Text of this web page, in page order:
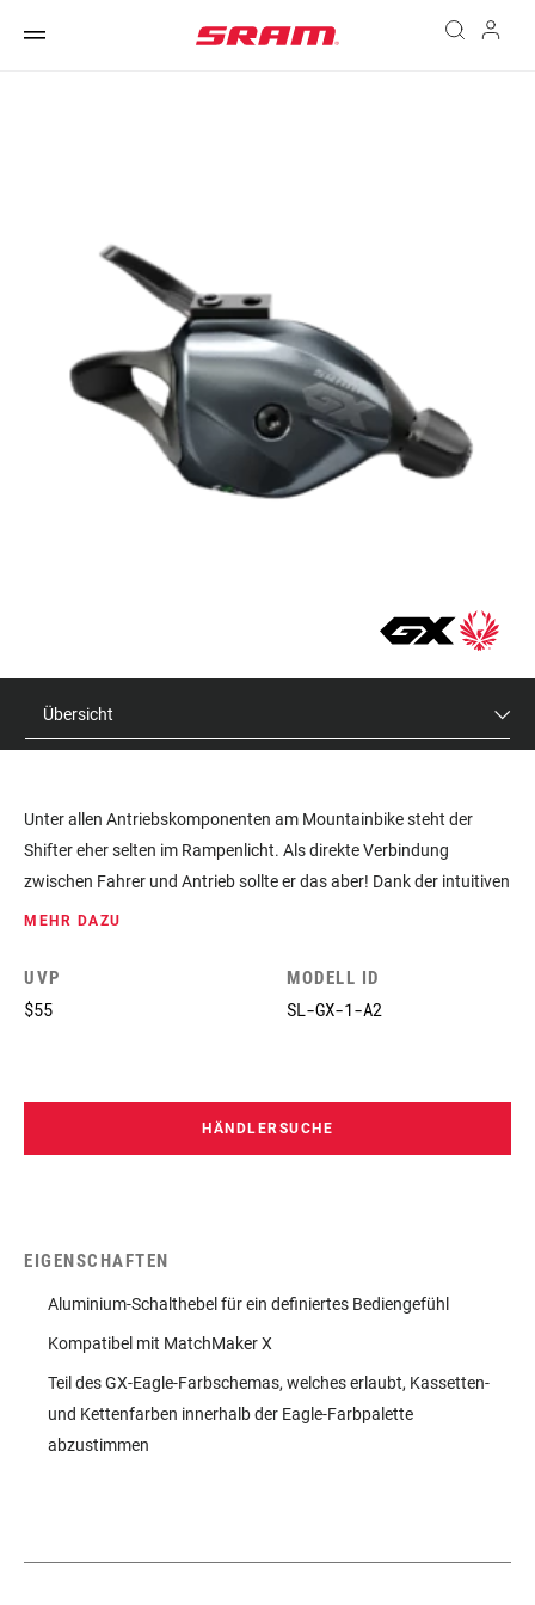
Übersicht
HÄNDLERSUCHE
Unter allen Antriebskomponenten am Mountainbike steht der
Shifter eher selten im Rampenlicht. Als direkte Verbindung
zwischen Fahrer und Antrieb sollte er das aber! Dank der intuitiven
Daumenbedienung gibt der GX-Eagle-Schalter dem Fahrer genau
ermöglicht. Mehr noch, seine schon legendäre Zuverlässigkeit gibt
dir Sicherheit bei jedem Abenteuer, den ganze Tag. Der Aluminium-
kompromisslos, immer im richtigen Gang, immer.
MEHR DAZU
UVP
$55
MODELL ID
SL-GX-1-A2
EIGENSCHAFTEN
Aluminium-Schalthebel für ein definiertes Bediengefühl
Kompatibel mit MatchMaker X
Teil des GX-Eagle-Farbschemas, welches erlaubt, Kassetten-
und Kettenfarben innerhalb der Eagle-Farbpalette
abzustimmen